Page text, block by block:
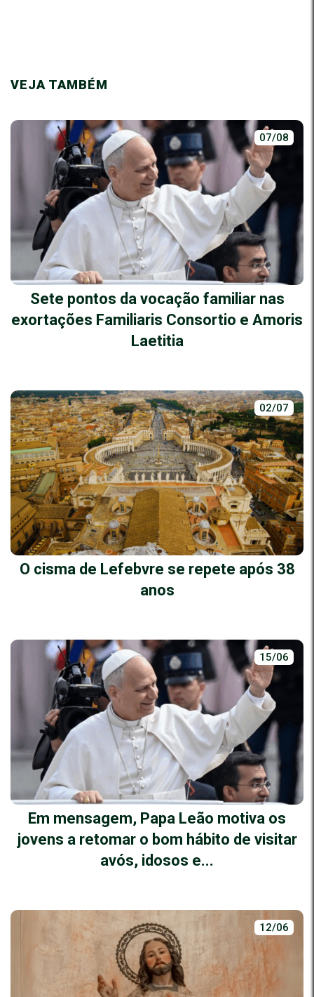
VEJA TAMBÉM
07/08
Sete pontos da vocação familiar nas
exortações Familiaris Consortio e Amoris
Laetitia
02/07
O cisma de Lefebvre se repete após 38
anos
15/06
Em mensagem, Papa Leão motiva os
jovens a retomar o bom hábito de visitar
avós, idosos e...
12/06